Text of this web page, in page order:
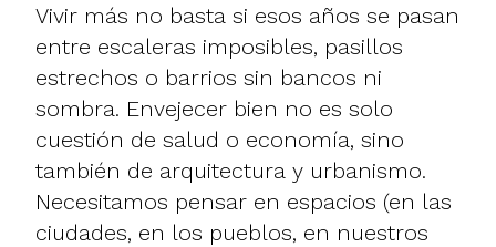
Vivir más no basta si esos años se pasan
entre escaleras imposibles, pasillos
estrechos o barrios sin bancos ni
sombra. Envejecer bien no es solo
cuestión de salud o economía, sino
también de arquitectura y urbanismo.
Necesitamos pensar en espacios (en las
ciudades, en los pueblos, en nuestros